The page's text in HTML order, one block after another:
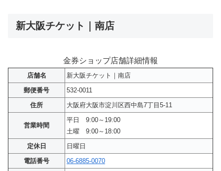
新大阪チケット｜南店
金券ショップ店舗詳細情報
店舗名
新大阪チケット｜南店
郵便番号
532-0011
住所
大阪府大阪市淀川区西中島7丁目5-11
営業時間
平日 9:00～19:00
土曜 9:00～18:00
定休日
日曜日
電話番号
06-6885-0070